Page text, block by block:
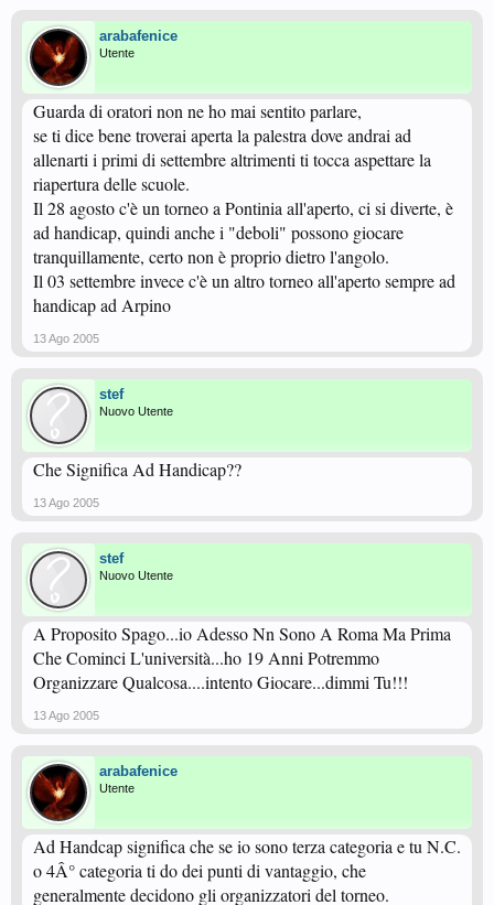
arabafenice
Utente
Guarda di oratori non ne ho mai sentito parlare,
se ti dice bene troverai aperta la palestra dove andrai ad
allenarti i primi di settembre altrimenti ti tocca aspettare la
riapertura delle scuole.
Il 28 agosto c'è un torneo a Pontinia all'aperto, ci si diverte, è
ad handicap, quindi anche i "deboli" possono giocare
tranquillamente, certo non è proprio dietro l'angolo.
Il 03 settembre invece c'è un altro torneo all'aperto sempre ad
handicap ad Arpino
13 Ago 2005
stef
Nuovo Utente
Che Significa Ad Handicap??
13 Ago 2005
stef
Nuovo Utente
A Proposito Spago...io Adesso Nn Sono A Roma Ma Prima
Che Cominci L'università...ho 19 Anni Potremmo
Organizzare Qualcosa....intento Giocare...dimmi Tu!!!
13 Ago 2005
arabafenice
Utente
Ad Handcap significa che se io sono terza categoria e tu N.C.
o 4Â° categoria ti do dei punti di vantaggio, che
generalmente decidono gli organizzatori del torneo.